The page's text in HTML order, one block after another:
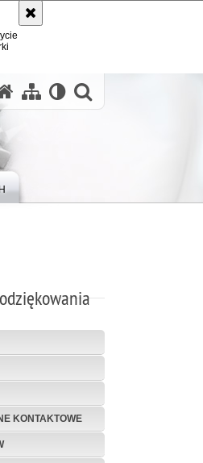
KONTAKTOWE